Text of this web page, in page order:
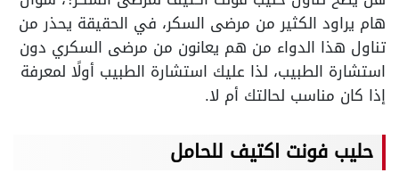
هام يراود الكثير من مرضى السكر، في الحقيقة يحذر من
تناول هذا الدواء من هم يعانون من مرضى السكري دون
استشارة الطبيب، لذا عليك استشارة الطبيب أولًا لمعرفة
إذا كان مناسب لحالتك أم لا.
حليب فونت اكتيف للحامل